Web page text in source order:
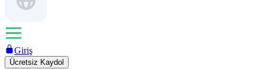
Giriş
Ücretsiz Kaydol